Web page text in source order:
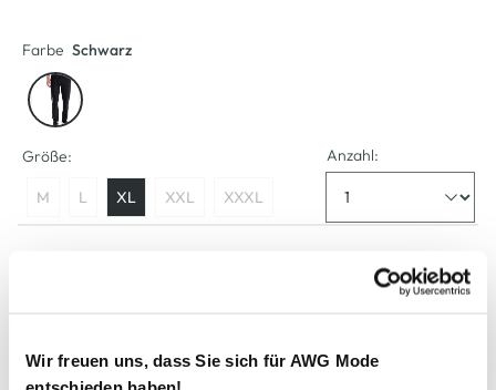
Wir freuen uns, dass Sie sich für AWG Mode
entschieden haben!
Farbe Schwarz
Größe:
M L XL XXL XXXL
Anzahl: